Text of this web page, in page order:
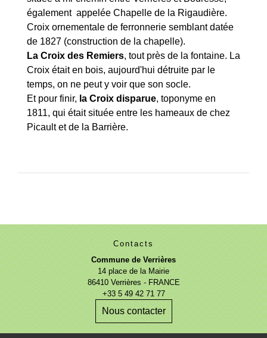
également appelée Chapelle de la Rigaudière.
Croix ornementale de ferronnerie semblant datée
de 1827 (construction de la chapelle).
La Croix des Remiers, tout près de la fontaine. La
Croix était en bois, aujourd'hui détruite par le
temps, on ne peut y voir que son socle.
Et pour finir, la Croix disparue, toponyme en
1811, qui était située entre les hameaux de chez
Picault et de la Barrière.
Contacts
Commune de Verrières
14 place de la Mairie
86410 Verrières - FRANCE
+33 5 49 42 71 77
Nous contacter